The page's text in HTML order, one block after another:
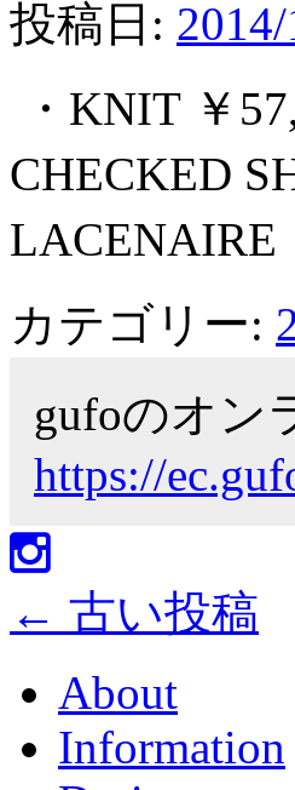
投稿日:
・KNIT ￥
CHECKED
カテゴリー:
gufoのオン
https://
← 古い投稿
About
Information